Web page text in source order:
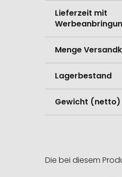
Lieferzeit mit
Menge
Lagerbestand
Gewicht (netto)
Die bei diesem